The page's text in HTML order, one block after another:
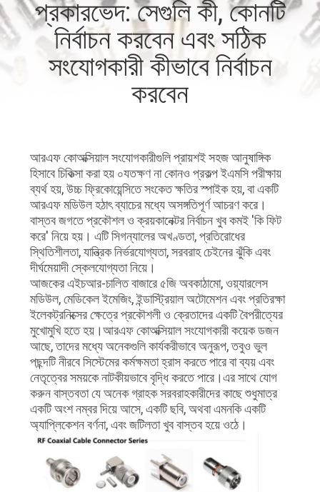
গুণমান
যোগাযোগ
মামলা
একটি
উদ্ধৃতি
অনুরোধ
করুন
SITEMAP
গোপনীয়তা
প্রকারভেদ: সেগুলি কী, কোনটি
নির্বাচন করবেন এবং সঠিক
সংযোগকারী কীভাবে নির্বাচন
করবেন
আরএফ কোঅক্সিয়াল সংযোগকারীগুলি প্রায়শই সহজ আনুষাঙ্গিক
হিসাবে চিকিত্সা করা হয় ০যতক্ষণ না কোনও প্রকল্প ইএমসি পরীক্ষায়
ব্যর্থ হয়, উচ্চ ফ্রিকোয়েন্সিতে সংকেত ক্ষতির স্পাইক হয়, বা একটি
আরএফ মডিউল হঠাৎ ব্যাচের মধ্যে অসঙ্গতিপূর্ণ আচরণ করে।
বাস্তব জগতে প্রকৌশল ও ক্রয়কানেক্টর নির্বাচন খুব কমই 'কি ফিট
করে' নিয়ে হয়। এটি সিগন্যালের অখণ্ডতা, প্রতিরোধের
স্থিতিশীলতা, যান্ত্রিক নির্ভরযোগ্যতা, সরবরাহ চেইনের ঝুঁকি এবং
দীর্ঘমেয়াদী স্কেলযোগ্যতা নিয়ে।
আজকের এইচআর-চালিত বাজারে ৫জি অবকাঠামো, ওয়্যারলেস
মডিউল, মেডিকেল ইমেজিং, ইন্ডাস্ট্রিয়াল অটোমেশন এবং প্রতিরক্ষা
ইলেকট্রনিক্সের ক্ষেত্রে প্রকৌশলী ও ক্রেতাদের একটি বৈপরীত্যের
মুখোমুখি হতে হয়।আরএফ কোঅক্সিয়াল সংযোগকারী কয়েক ডজন
আছে, তাদের মধ্যে অনেকগুলি কার্যকরীভাবে অনুরূপ, তবুও ভুল
পছন্দটি নীরবে সিস্টেমের কর্মক্ষমতা হ্রাস করতে পারে বা ব্যয় এবং
নেতৃত্বের সময়কে নাটকীয়ভাবে বৃদ্ধি করতে পারে।এর সাথে যোগ
করুন বাস্তবতা যে অনেক গ্রাহক সরবরাহকারীদের কাছে শুধুমাত্র
একটি অংশ নম্বর দিয়ে আসে, একটি ছবি, অথবা এমনকি একটি
অ্যাপ্লিকেশন বর্ণনা, এবং জটিলতা খুব বাস্তব হয়ে ওঠে।